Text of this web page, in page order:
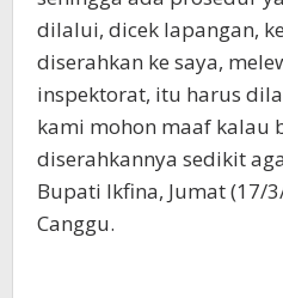
dilalui, dicek lapangan,
diserahkan ke saya,
inspektorat, itu harus
kami mohon maaf kalau
diserahkannya sedikit
Bupati Ikfina, Jumat (17/
Canggu.